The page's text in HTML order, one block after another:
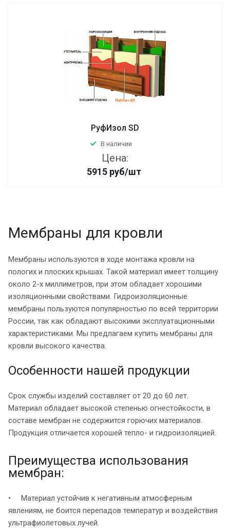
РуфИзол SD
В наличии
Цена:
5915 руб/шт
Мембраны для кровли
Мембраны используются в ходе монтажа кровли на
пологих и плоских крышах. Такой материал имеет толщину
около 2-х миллиметров, при этом обладает хорошими
изоляционными свойствами. Гидроизоляционные
мембраны пользуются популярностью по всей территории
России, так как обладают высокими эксплуатационными
характеристиками. Мы предлагаем купить мембраны для
кровли высокого качества.
Особенности нашей продукции
Срок службы изделий составляет от 20 до 60 лет.
Материал обладает высокой степенью огнестойкости, в
составе мембран не содержится горючих материалов.
Продукция отличается хорошей тепло- и гидроизоляцией.
Преимущества использования
мембран:
• Материал устойчив к негативным атмосферным
явлениям, не боится перепадов температур и воздействия
ультрафиолетовых лучей.